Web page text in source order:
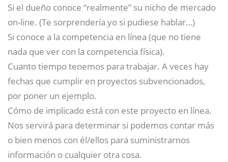
Si el dueño conoce “realmente” su nicho de mercado
on-line. (Te sorprendería yo si pudiese hablar…)
Si conoce a la competencia en línea (que no tiene
nada que ver con la competencia física).
Cuanto tiempo tenemos para trabajar. A veces hay
fechas que cumplir en proyectos subvencionados,
por poner un ejemplo.
Cómo de implicado está con este proyecto en línea.
Nos servirá para determinar si podemos contar más
o bien menos con él/ellos para suministrarnos
información o cualquier otra cosa.